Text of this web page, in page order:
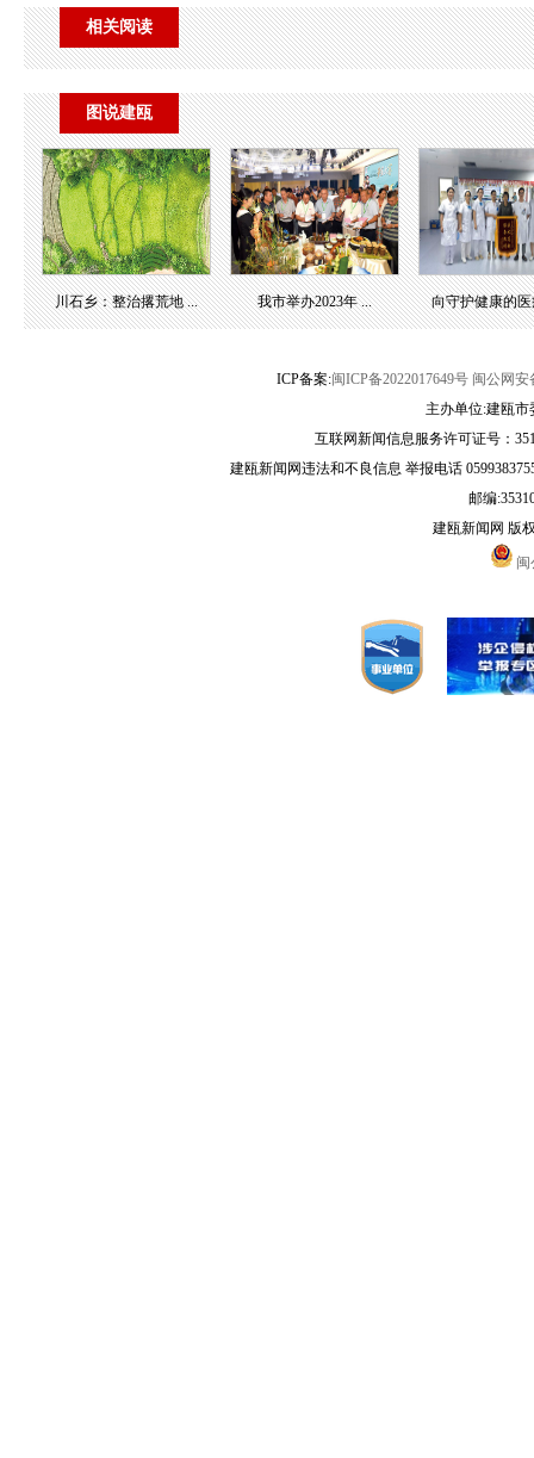
相关阅读
图说建瓯
川石乡：整治撂荒地 ... 我市举办2023年 ... 向守护健康的医
ICP备案:闽ICP备2022017649号 闽公网安
主办单位:建瓯
互联网新闻信息服务许可证号：
建瓯新闻网违法和不良信息 举报电话
邮编
建瓯新闻网 版
闽